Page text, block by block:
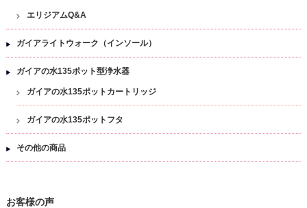
エリジアムQ&A
ガイアライトウォーク（インソール）
ガイアの水135ポット型浄水器
ガイアの水135ポットカートリッジ
ガイアの水135ポットフタ
その他の商品
お客様の声